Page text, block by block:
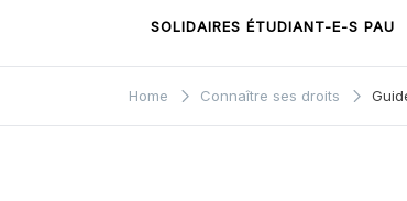
SOLIDAIRES ÉTUDIANT-E-S PAU
Home Connaître ses droits